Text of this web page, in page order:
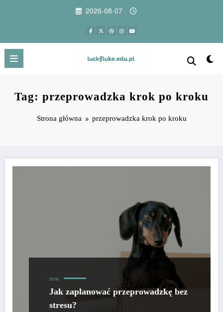
2026-08-07
Tag: przeprowadzka krok po kroku
Strona główna przeprowadzka krok po kroku
DOM
Jak zaplanować przeprowadzkę bez
stresu?